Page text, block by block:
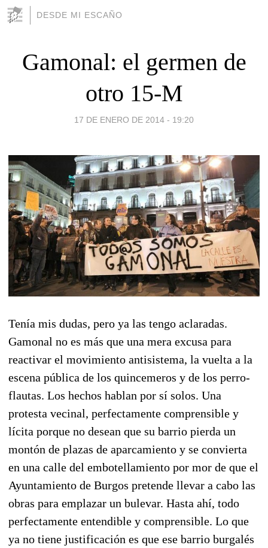
DESDE MI ESCAÑO
Gamonal: el germen de
otro 15-M
17 DE ENERO DE 2014 - 19:20
Tenía mis dudas, pero ya las tengo aclaradas.
Gamonal no es más que una mera excusa para
reactivar el movimiento antisistema, la vuelta a la
escena pública de los quincemeros y de los perro-
flautas. Los hechos hablan por sí solos. Una
protesta vecinal, perfectamente comprensible y
lícita porque no desean que su barrio pierda un
montón de plazas de aparcamiento y se convierta
en una calle del embotellamiento por mor de que el
Ayuntamiento de Burgos pretende llevar a cabo las
obras para emplazar un bulevar. Hasta ahí, todo
perfectamente entendible y comprensible. Lo que
ya no tiene justificación es que ese barrio burgalés